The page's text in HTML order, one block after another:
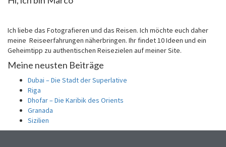
Ich liebe das Fotografieren und das Reisen. Ich möchte euch daher
meine Reiseerfahrungen näherbringen. Ihr findet 10 Ideen und ein
Geheimtipp zu authentischen Reisezielen auf meiner Site.
Meine neusten Beiträge
Dubai – Die Stadt der Superlative
Riga
Dhofar – Die Karibik des Orients
Granada
Sizilien